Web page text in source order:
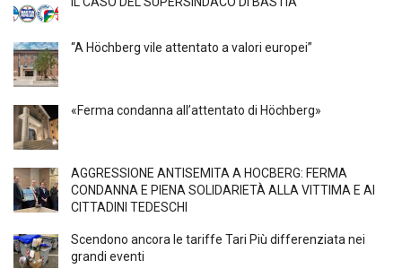
“A Höchberg vile attentato a valori europei”
«Ferma condanna all’attentato di Höchberg»
AGGRESSIONE ANTISEMITA A HÖCBERG: FERMA
CONDANNA E PIENA SOLIDARIETÀ ALLA VITTIMA E AI
CITTADINI TEDESCHI
Scendono ancora le tariffe Tari Più differenziata nei
grandi eventi